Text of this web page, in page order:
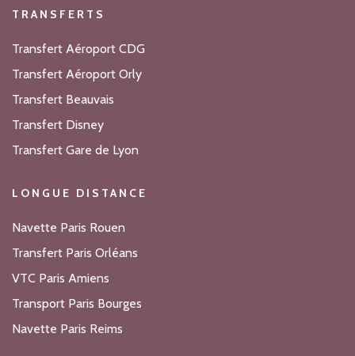
TRANSFERTS
Transfert Aéroport CDG
Transfert Aéroport Orly
Transfert Beauvais
Transfert Disney
Transfert Gare de Lyon
LONGUE DISTANCE
Navette Paris Rouen
Transfert Paris Orléans
VTC Paris Amiens
Transport Paris Bourges
Navette Paris Reims